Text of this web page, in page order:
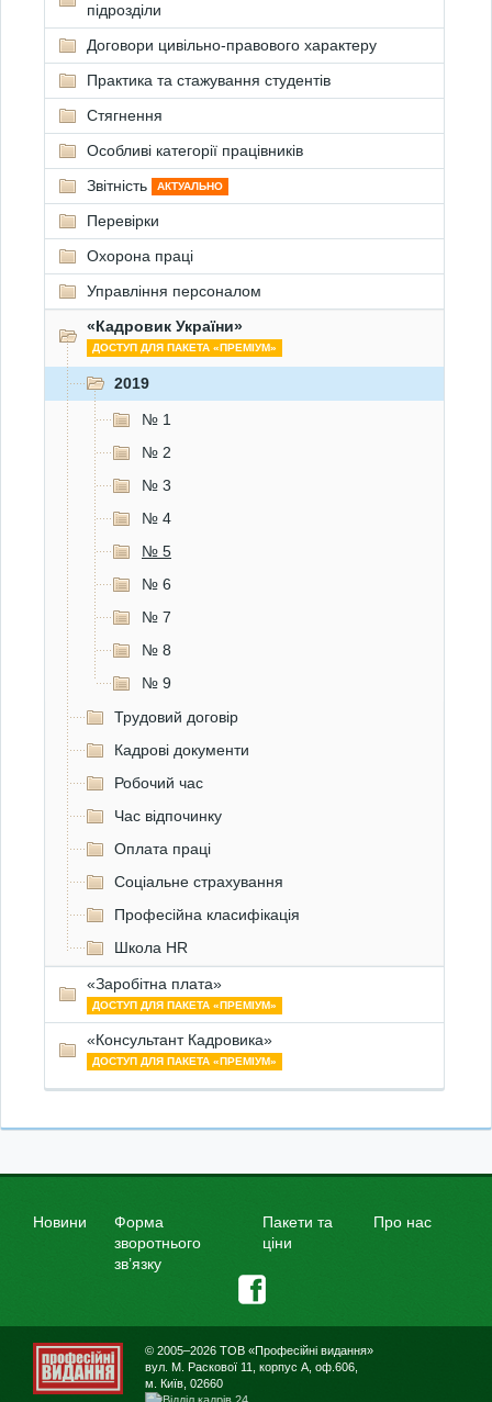
підрозділи
Договори цивільно-правового характеру
Практика та стажування студентів
Стягнення
Особливі категорії працівників
Звітність
АКТУАЛЬНО
Перевірки
Охорона праці
Управління персоналом
«Кадровик України»
ДОСТУП ДЛЯ ПАКЕТА «ПРЕМІУМ»
2019
№ 1
№ 2
№ 3
№ 4
№ 5
№ 6
№ 7
№ 8
№ 9
Трудовий договір
Кадрові документи
Робочий час
Час відпочинку
Оплата праці
Соціальне страхування
Професійна класифікація
Школа HR
«Заробітна плата»
ДОСТУП ДЛЯ ПАКЕТА «ПРЕМІУМ»
«Консультант Кадровика»
ДОСТУП ДЛЯ ПАКЕТА «ПРЕМІУМ»
Новини
Форма
зворотнього
зв’язку
Пакети та
ціни
Про нас
© 2005–2026 ТОВ «Професійні видання»
вул. М. Раскової 11, корпус А, оф.606,
м. Київ, 02660